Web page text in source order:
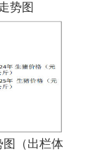
势图
图（出栏体